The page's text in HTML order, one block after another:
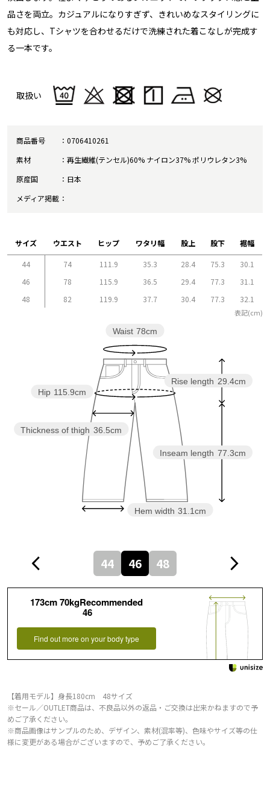
品さを両立。カジュアルになりすぎず、きれいめなスタイリングに
も対応し、Tシャツを合わせるだけで洗練された着こなしが完成す
る一本です。
取扱い
商品番号
0706410261
素材
再生繊維(テンセル)60% ナイロン37% ポリウレタン3%
原産国
日本
メディア掲載
サイズ ウエスト ヒップ ワタリ幅 股上 股下 裾幅
44 74 111.9 35.3 28.4 75.3
30.1
46
78 115.9 36.5 29.4 77.3
31.1
48
82 119.9 37.7 30.4 77.3 32.1
表記(cm)
Inseam length 77.3cm
Rise length 29.4cm
Hem width 31.1cm
Thickness of thigh 36.5cm
Hip 115.9cm
Waist 78cm
44 46 48
173cm 70kgRecommended
46
Find out more on your body type
【着用モデル】身長180cm 48サイズ
※セール／OUTLET商品は、不良品以外の返品・ご交換は出来かねますので予
めご了承ください。
※商品画像はサンプルのため、デザイン、素材(混率等)、色味やサイズ等の仕
様に変更がある場合がございますので、予めご了承ください。